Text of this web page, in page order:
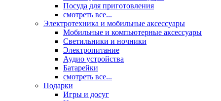
Посуда для приготовления
смотреть все...
Электротехника и мобильные аксессуары
Мобильные и компьютерные аксессуары
Светильники и ночники
Электропитание
Аудио устройства
Батарейки
смотреть все...
Подарки
Игры и досуг